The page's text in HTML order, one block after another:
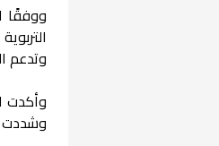
ووفقًا
وتدعم
وأكدت
وشددت